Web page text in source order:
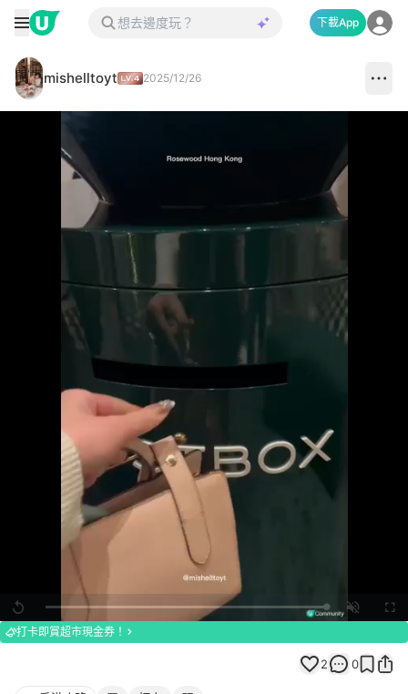
下載App
mishelltoyt 2025/12/26
Replay Loaded:
100.00%
Unmute
打卡即賞超市現金券！
2 0